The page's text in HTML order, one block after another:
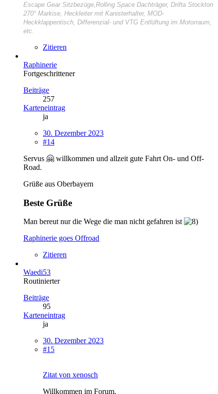
Escape Gear Sitzbezüge,Rolling Space Dachträger, Drifta Stockton
270° Markise, Heckleiter mit Kanisterhalter, MOD-
Heckklappentisch, Differenzial- und VTG Entlüftung im Motorraum,
etc.
Zitieren
Raphinerie
Fortgeschrittener
Beiträge
257
Karteneintrag
ja
30. Dezember 2023
#14
Servus 🤗 willkommen und allzeit gute Fahrt On- und Off-
Road.
Grüße aus Oberbayern
Beste Grüße
Man bereut nur die Wege die man nicht gefahren ist
Raphinerie goes Offroad
Zitieren
Waedi53
Routinierter
Beiträge
95
Karteneintrag
ja
30. Dezember 2023
#15
Zitat von xenosch
Willkommen im Forum.